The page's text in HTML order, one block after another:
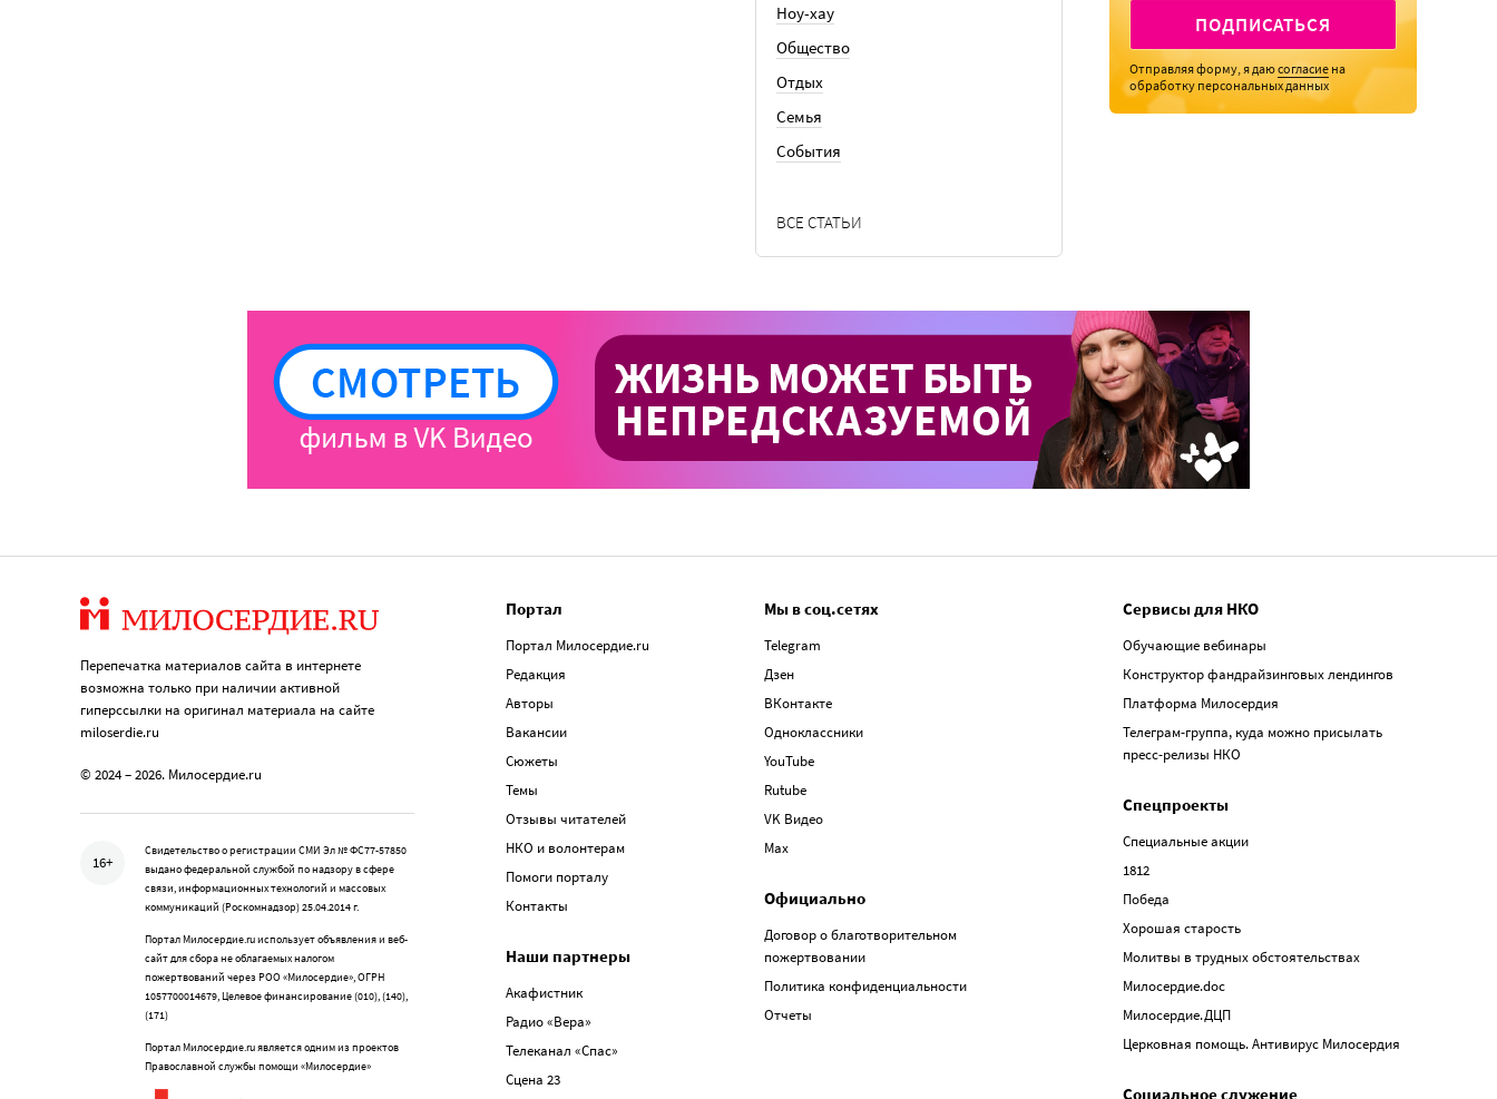
Ноу-хау
Общество
Отдых
Семья
События
ВСЕ СТАТЬИ
ПОДПИСАТЬСЯ
Отправляя форму, я даюсогласие на
обработку персональных данных
Перепечатка материалов сайта в интернете
возможна только при наличии активной
гиперссылки на оригинал материала на сайте
miloserdie.ru
© 2024 – 2026. Милосердие.ru
16+
Свидетельство о регистрации СМИ Эл № ФС77-57850
выдано федеральной службой по надзору в сфере
связи, информационных технологий и массовых
коммуникаций (Роскомнадзор) 25.04.2014 г.
Портал Милосердие.ru использует объявления и веб-
сайт для сбора не облагаемых налогом
пожертвований через РОО «Милосердие», ОГРН
1057700014679, Целевое финансирование (010), (140),
(171)
Портал Милосердие.ru является одним из проектов
Православной службы помощи «Милосердие»
Портал
Портал Милосердие.ru
Редакция
Авторы
Вакансии
Сюжеты
Темы
Отзывы читателей
НКО и волонтерам
Помоги порталу
Контакты
Наши партнеры
Акафистник
Радио «Вера»
Телеканал «Спас»
Сцена 23
Мы в соц.сетях
Telegram
Дзен
ВКонтакте
Одноклассники
YouTube
Rutube
VK Видео
Max
Официально
Договор о благотворительном
пожертвовании
Политика конфиденциальности
Отчеты
Сервисы для НКО
Обучающие вебинары
Конструктор фандрайзинговых лендингов
Платформа Милосердия
Телеграм-группа, куда можно присылать
пресс-релизы НКО
Спецпроекты
Специальные акции
1812
Победа
Хорошая старость
Молитвы в трудных обстоятельствах
Милосердие.doc
Милосердие.ДЦП
Церковная помощь. Антивирус Милосердия
Социальное служение